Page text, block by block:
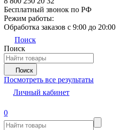
Бесплатный звонок по РФ
Режим работы:
Обработка заказов с 9:00 до 20:00
Поиск
Поиск
Поиск
Посмотреть все результаты
Личный кабинет
0